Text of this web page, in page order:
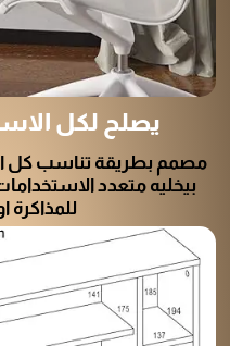
يصلح لكل
مصمم بطريقة تناسب كل
بيخليه متعدد